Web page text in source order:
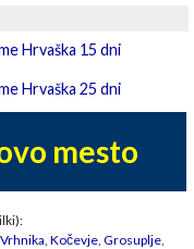
Hrvaška 15 dni
Hrvaška 25 dni
mesto
Vrhnika, Kočevje, Grosuplje,